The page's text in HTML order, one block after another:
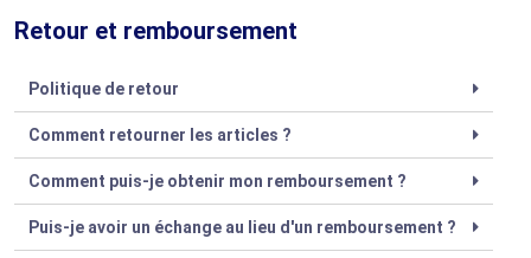
Retour et remboursement
Politique de retour
Comment retourner les articles ?
Comment puis-je obtenir mon remboursement ?
Puis-je avoir un échange au lieu d'un remboursement ?